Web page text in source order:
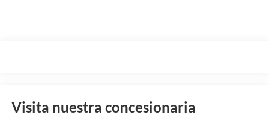
Visita nuestra concesionaria